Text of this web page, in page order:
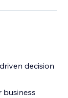
decision
business